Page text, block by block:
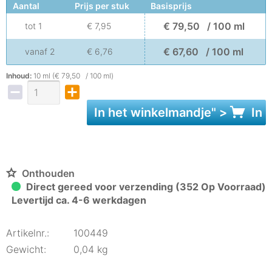
Aantal Prijs per stuk
Basisprijs
tot 1 € 7,95 € 79,50 / 100 ml
vanaf 2 € 6,76 € 67,60 / 100 ml
Inhoud: 10 ml (€ 79,50 / 100 ml)
In hetwinkelmandje" > In
Onthouden
Direct gereed voor verzending (352 Op Voorraad)
Levertijd ca. 4-6 werkdagen
Artikelnr.:
100449
Gewicht:
0,04 kg